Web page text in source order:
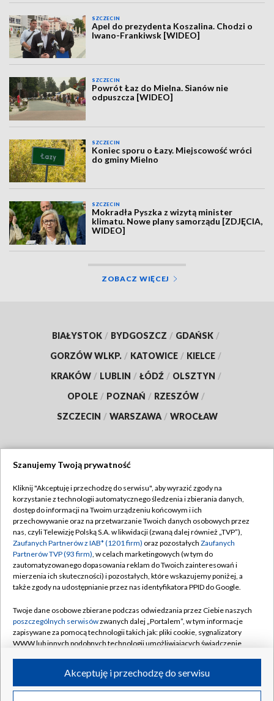
SZCZECIN
Apel do prezydenta Koszalina. Chodzi o
Iwano-Frankiwsk [WIDEO]
SZCZECIN
Powrót Łaz do Mielna. Sianów nie
odpuszcza [WIDEO]
SZCZECIN
Koniec sporu o Łazy. Miejscowość wróci
do gminy Mielno
SZCZECIN
Mokradła Pyszka z wizytą minister
klimatu. Nowe plany samorządu [ZDJĘCIA,
WIDEO]
ZOBACZ WIĘCEJ
BIAŁYSTOK / BYDGOSZCZ / GDAŃSK /
GORZÓW WLKP. / KATOWICE / KIELCE /
KRAKÓW / LUBLIN / ŁÓDŹ / OLSZTYN /
OPOLE / POZNAŃ / RZESZÓW /
SZCZECIN / WARSZAWA / WROCŁAW
TVP
Abonament TVP
Emisja w TVP
Centrum informacji TVP
Naziemna Telewizja Cyfrowa
Rada Programowa
System NOS
Informacje o nadawcy
Program dla prasy
Regulamin TVP
Polityka prywatności
Moje zgody
Pomoc
Kontakt
Kanały
©2026 Telewizja Polska S.A. w likwidacji
Szanujemy Twoją prywatność
Kliknij "Akceptuję i przechodzę do serwisu", aby wyrazić zgody na
korzystanie z technologii automatycznego śledzenia i zbierania danych,
dostęp do informacji na Twoim urządzeniu końcowym i ich
przechowywanie oraz na przetwarzanie Twoich danych osobowych przez
nas, czyli Telewizję Polską S.A. w likwidacji (zwaną dalej również „TVP”),
Zaufanych Partnerów z IAB* (1201 firm) oraz pozostałych Zaufanych
Partnerów TVP (93 firm), w celach marketingowych (w tym do
zautomatyzowanego dopasowania reklam do Twoich zainteresowań i
mierzenia ich skuteczności) i pozostałych, które wskazujemy poniżej, a
także zgody na udostępnianie przez nas identyfikatora PPID do Google.
Twoje dane osobowe zbierane podczas odwiedzania przez Ciebie naszych
poszczególnych serwisówzwanych dalej „Portalem”, w tym informacje
zapisywane za pomocą technologii takich jak: pliki cookie, sygnalizatory
WWW lub innych podobnych technologii umożliwiających świadczenie
ruchu w Internecie.Akceptuję i przechodzę do serwisu